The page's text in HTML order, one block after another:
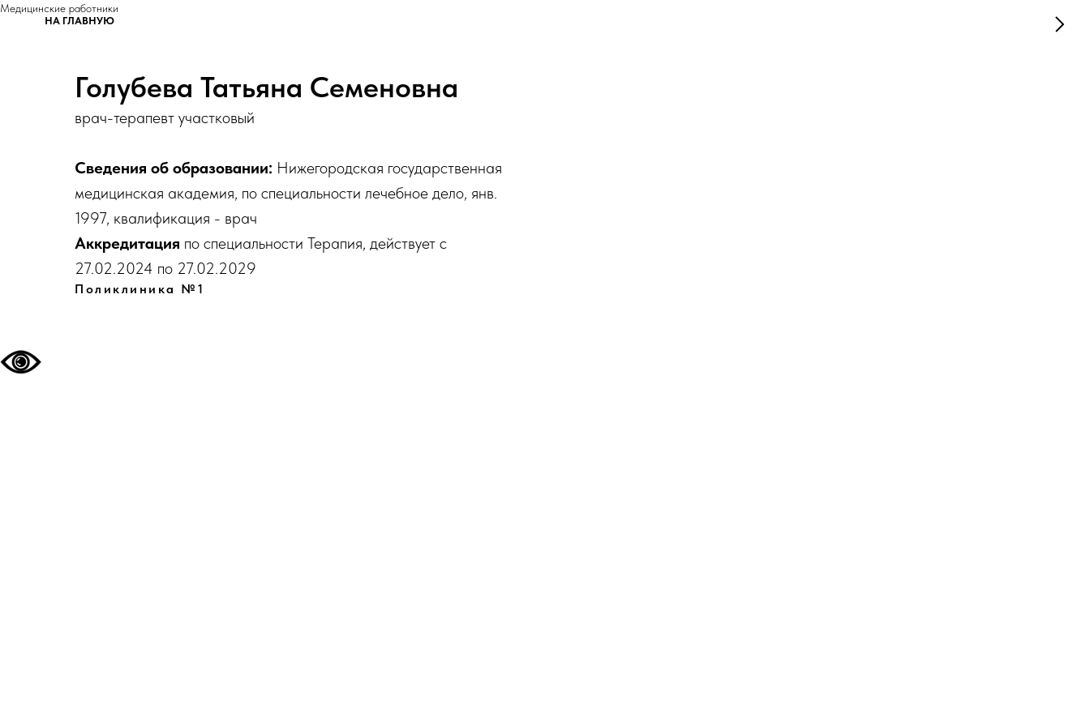
Медицинские работники
Голубева Татьяна Семеновна
врач-терапевт участковый
Сведения об образовании: Нижегородская государственная
медицинская академия, по специальности лечебное дело, янв.
1997, квалификация - врач
Аккредитация по специальности Терапия, действует с
27.02.2024 по 27.02.2029
Поликлиника №1
НА ГЛАВНУЮ